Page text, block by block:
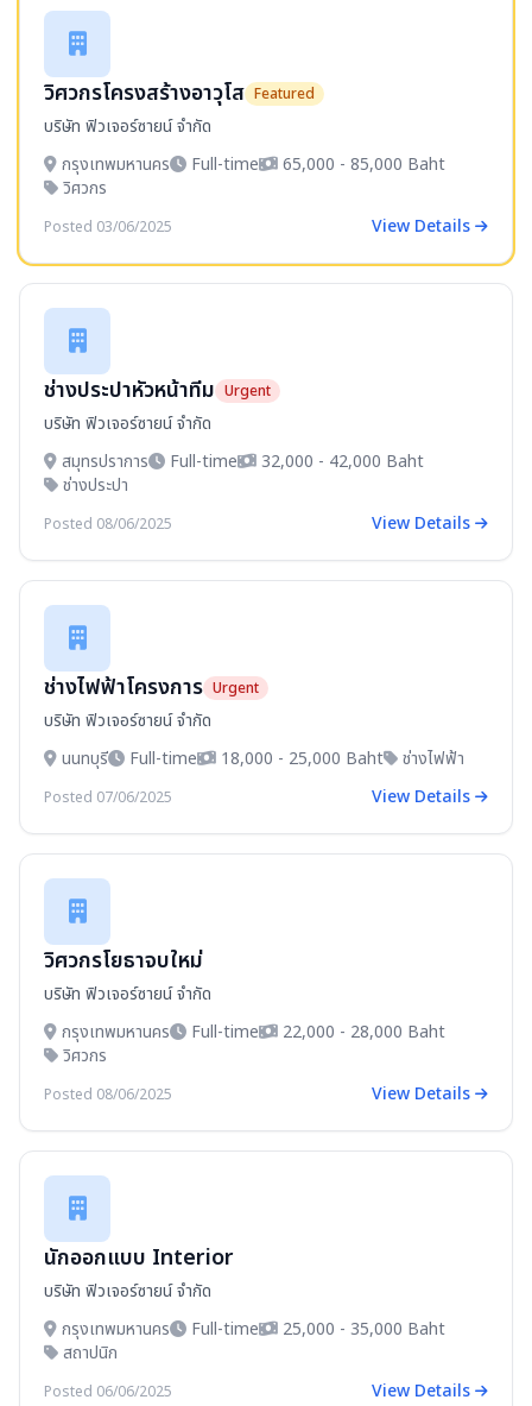
วิศวกรโครงสร้างอาวุโส Featured
บริษัท ฟิวเจอร์ซายน์ จำกัด
กรุงเทพมหานคร
Full-time
65,000 - 85,000 Baht
วิศวกร
Posted 03/06/2025 View Details
ช่างประปาหัวหน้าทีม Urgent
บริษัท ฟิวเจอร์ซายน์ จำกัด
สมุทรปราการ
Full-time
32,000 - 42,000 Baht
ช่างประปา
Posted 08/06/2025 View Details
ช่างไฟฟ้าโครงการ Urgent
บริษัท ฟิวเจอร์ซายน์ จำกัด
นนทบุรี
Full-time 18,000 - 25,000 Baht ช่างไฟฟ้า
Posted 07/06/2025 View Details
วิศวกรโยธาจบใหม่
บริษัท ฟิวเจอร์ซายน์ จำกัด
กรุงเทพมหานคร
Full-time
22,000 - 28,000 Baht
วิศวกร
Posted 08/06/2025 View Details
นักออกแบบ Interior
บริษัท ฟิวเจอร์ซายน์ จำกัด
กรุงเทพมหานคร
Full-time
25,000 - 35,000 Baht
สถาปนิก
Posted 06/06/2025 View Details